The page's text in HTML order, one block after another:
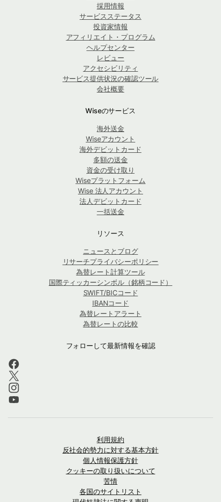
採用情報
サービスステータス
投資家情報
アフィリエイト・プログラム
ヘルプセンター
レビュー
アクセシビリティ
サービス提供状況の確認ツール
会社概要
Wiseのサービス
海外送金
Wiseアカウント
海外デビットカード
多額の送金
資金の受け取り
Wiseプラットフォーム
Wise 法人アカウント
法人デビットカード
一括送金
リソース
ニュースとブログ
リサーチプライバシーポリシー
為替レート計算ツール
国際ティッカーシンボル（銘柄コード）
SWIFT/BICコード
IBANコード
為替レートアラート
為替レートの比較
フォローして最新情報を確認
利用規約
反社会的勢力に対する基本方針
個人情報保護方針
クッキーの取り扱いについて
苦情
各国のサイトリスト